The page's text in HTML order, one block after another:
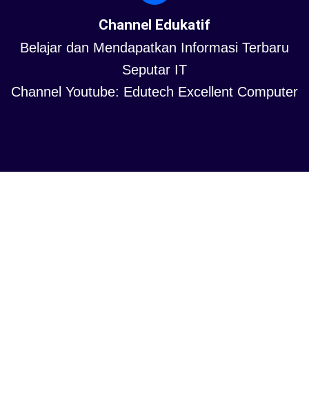
Channel Edukatif
Belajar dan Mendapatkan Informasi Terbaru
Seputar IT
Channel Youtube: Edutech Excellent Computer